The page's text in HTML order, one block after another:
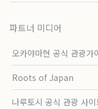
파트너 미디어
오카야마현 공식 관광가
Roots of Japan
나루토시 공식 관광 사이